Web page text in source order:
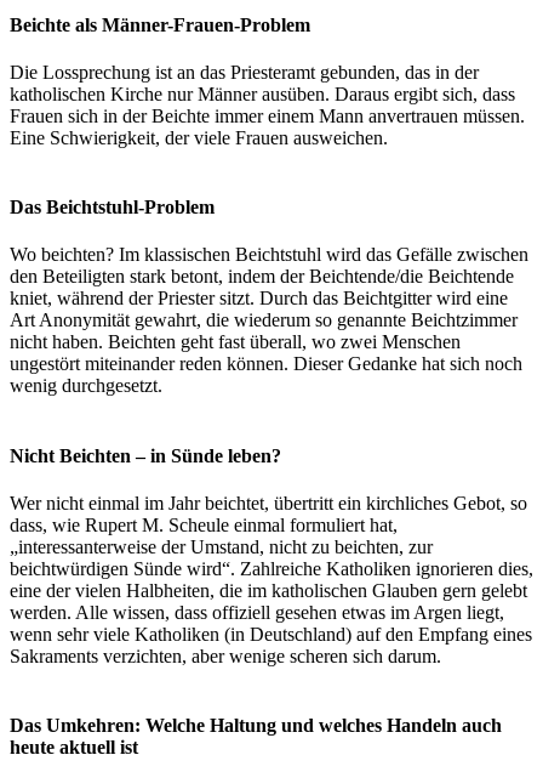
Beichte als Männer-Frauen-Problem
Die Lossprechung ist an das Priesteramt gebunden, das in der
katholischen Kirche nur Männer ausüben. Daraus ergibt sich, dass
Frauen sich in der Beichte immer einem Mann anvertrauen müssen.
Eine Schwierigkeit, der viele Frauen ausweichen.
Das Beichtstuhl-Problem
Wo beichten? Im klassischen Beichtstuhl wird das Gefälle zwischen
den Beteiligten stark betont, indem der Beichtende/die Beichtende
kniet, während der Priester sitzt. Durch das Beichtgitter wird eine
Art Anonymität gewahrt, die wiederum so genannte Beichtzimmer
nicht haben. Beichten geht fast überall, wo zwei Menschen
ungestört miteinander reden können. Dieser Gedanke hat sich noch
wenig durchgesetzt.
Nicht Beichten – in Sünde leben?
Wer nicht einmal im Jahr beichtet, übertritt ein kirchliches Gebot, so
dass, wie Rupert M. Scheule einmal formuliert hat,
„interessanterweise der Umstand, nicht zu beichten, zur
beichtwürdigen Sünde wird“. Zahlreiche Katholiken ignorieren dies,
eine der vielen Halbheiten, die im katholischen Glauben gern gelebt
werden. Alle wissen, dass offiziell gesehen etwas im Argen liegt,
wenn sehr viele Katholiken (in Deutschland) auf den Empfang eines
Sakraments verzichten, aber wenige scheren sich darum.
Das Umkehren: Welche Haltung und welches Handeln auch
heute aktuell ist